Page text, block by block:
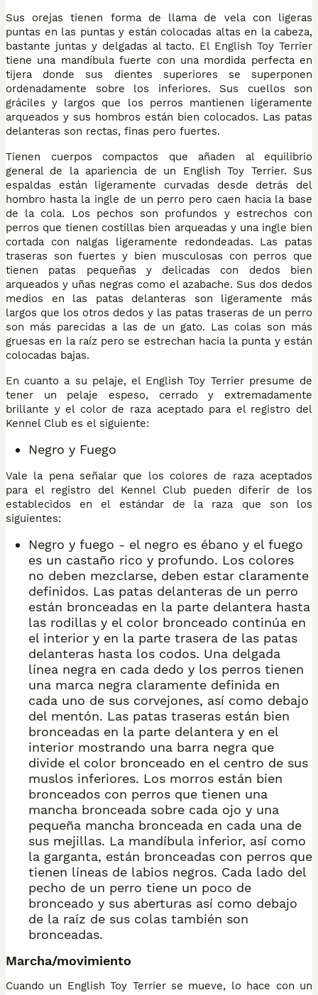
Sus orejas tienen forma de llama de vela con ligeras
puntas en las puntas y están colocadas altas en la cabeza,
bastante juntas y delgadas al tacto. El English Toy Terrier
tiene una mandíbula fuerte con una mordida perfecta en
tijera donde sus dientes superiores se superponen
ordenadamente sobre los inferiores. Sus cuellos son
gráciles y largos que los perros mantienen ligeramente
arqueados y sus hombros están bien colocados. Las patas
delanteras son rectas, finas pero fuertes.
Tienen cuerpos compactos que añaden al equilibrio
general de la apariencia de un English Toy Terrier. Sus
espaldas están ligeramente curvadas desde detrás del
hombro hasta la ingle de un perro pero caen hacia la base
de la cola. Los pechos son profundos y estrechos con
perros que tienen costillas bien arqueadas y una ingle bien
cortada con nalgas ligeramente redondeadas. Las patas
traseras son fuertes y bien musculosas con perros que
tienen patas pequeñas y delicadas con dedos bien
arqueados y uñas negras como el azabache. Sus dos dedos
medios en las patas delanteras son ligeramente más
largos que los otros dedos y las patas traseras de un perro
son más parecidas a las de un gato. Las colas son más
gruesas en la raíz pero se estrechan hacia la punta y están
colocadas bajas.
En cuanto a su pelaje, el English Toy Terrier presume de
tener un pelaje espeso, cerrado y extremadamente
brillante y el color de raza aceptado para el registro del
Kennel Club es el siguiente:
Negro y Fuego
Vale la pena señalar que los colores de raza aceptados
para el registro del Kennel Club pueden diferir de los
establecidos en el estándar de la raza que son los
siguientes:
Negro y fuego - el negro es ébano y el fuego
es un castaño rico y profundo. Los colores
no deben mezclarse, deben estar claramente
definidos. Las patas delanteras de un perro
están bronceadas en la parte delantera hasta
las rodillas y el color bronceado continúa en
el interior y en la parte trasera de las patas
delanteras hasta los codos. Una delgada
línea negra en cada dedo y los perros tienen
una marca negra claramente definida en
cada uno de sus corvejones, así como debajo
del mentón. Las patas traseras están bien
bronceadas en la parte delantera y en el
interior mostrando una barra negra que
divide el color bronceado en el centro de sus
muslos inferiores. Los morros están bien
bronceados con perros que tienen una
mancha bronceada sobre cada ojo y una
pequeña mancha bronceada en cada una de
sus mejillas. La mandíbula inferior, así como
la garganta, están bronceadas con perros que
tienen líneas de labios negros. Cada lado del
pecho de un perro tiene un poco de
bronceado y sus aberturas así como debajo
de la raíz de sus colas también son
bronceadas.
Marcha/movimiento
Cuando un English Toy Terrier se mueve, lo hace con un